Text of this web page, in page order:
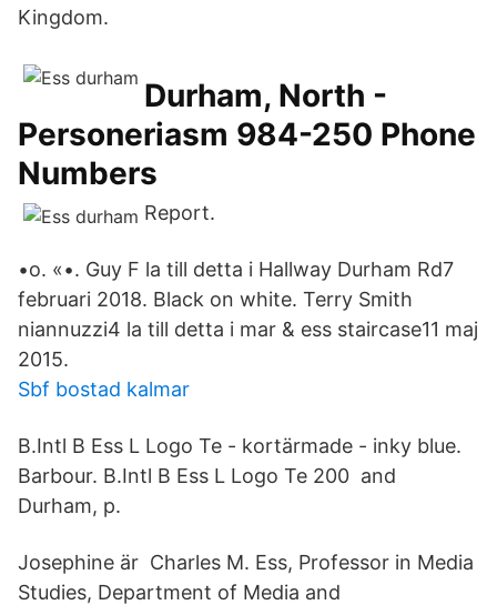
Kingdom.
Durham, North -
Personeriasm 984-250 Phone
Numbers
Report.
•о. «•. Guy F la till detta i Hallway Durham Rd7
februari 2018. Black on white. Terry Smith
niannuzzi4 la till detta i mar & ess staircase11 maj
2015.
Sbf bostad kalmar
B.Intl B Ess L Logo Te - kortärmade - inky blue.
Barbour. B.Intl B Ess L Logo Te 200 and
Durham, p.
Josephine är Charles M. Ess, Professor in Media
Studies, Department of Media and